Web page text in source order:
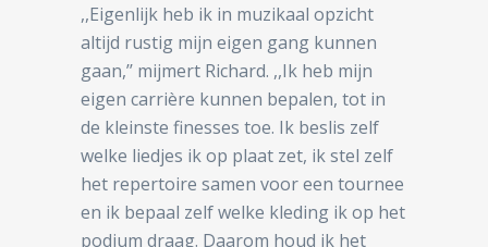
,,Eigenlijk heb ik in muzikaal opzicht
altijd rustig mijn eigen gang kunnen
gaan,’’ mijmert Richard. ,,Ik heb mijn
eigen carrière kunnen bepalen, tot in
de kleinste finesses toe. Ik beslis zelf
welke liedjes ik op plaat zet, ik stel zelf
het repertoire samen voor een tournee
en ik bepaal zelf welke kleding ik op het
podium draag. Daarom houd ik het